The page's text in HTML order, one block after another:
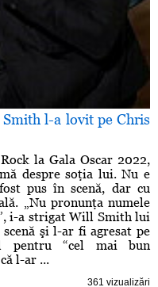
l-a lovit pe Chris
la Gala Oscar 2022,
despre soţia lui. Nu e
pus în scenă, dar cu
„Nu pronunţa numele
i-a strigat Will Smith lui
şi l-ar fi agresat pe
pentru “cel mai bun
l-ar ...
361 vizualizări